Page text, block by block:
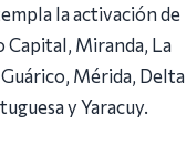
la activación de
Miranda, La
Mérida, Delta
y Yaracuy.